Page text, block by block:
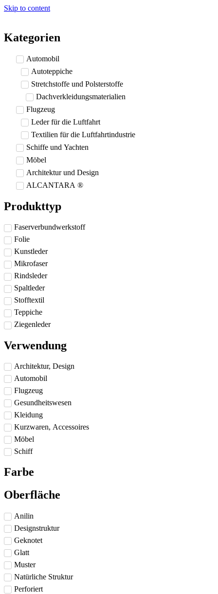
Skip to content
Kategorien
Automobil
Autoteppiche
Stretchstoffe und Polsterstoffe
Dachverkleidungsmaterialien
Flugzeug
Leder für die Luftfahrt
Textilien für die Luftfahrtindustrie
Schiffe und Yachten
Möbel
Architektur und Design
ALCANTARA ®
Produkttyp
Faserverbundwerkstoff
Folie
Kunstleder
Mikrofaser
Rindsleder
Spaltleder
Stofftextil
Teppiche
Ziegenleder
Verwendung
Architektur, Design
Automobil
Flugzeug
Gesundheitswesen
Kleidung
Kurzwaren, Accessoires
Möbel
Schiff
Farbe
Oberfläche
Anilin
Designstruktur
Geknotet
Glatt
Muster
Natürliche Struktur
Perforiert